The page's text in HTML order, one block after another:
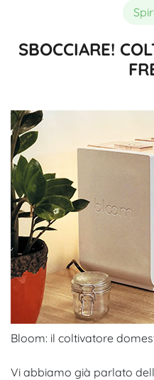
SBOCCIARE!
Bloom: il coltivatore
Vi abbiamo già parlato